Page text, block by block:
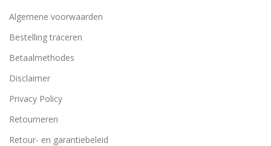
Algemene voorwaarden
Bestelling traceren
Betaalmethodes
Disclaimer
Privacy Policy
Retourneren
Retour- en garantiebeleid